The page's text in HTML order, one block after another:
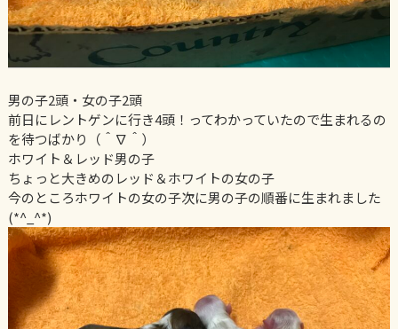
男の子2頭・女の子2頭
前日にレントゲンに行き4頭！ってわかっていたので生まれるの
を待つばかり（＾∇＾）
ホワイト＆レッド男の子
ちょっと大きめのレッド＆ホワイトの女の子
今のところホワイトの女の子次に男の子の順番に生まれました
(*^_^*)